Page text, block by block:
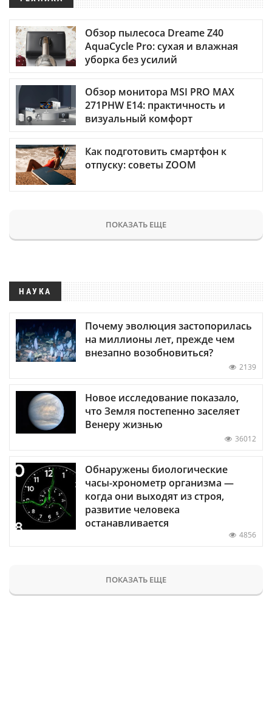
Обзор пылесоса Dreame Z40
AquaCycle Pro: сухая и влажная
уборка без усилий
Обзор монитора MSI PRO MAX
271PHW E14: практичность и
визуальный комфорт
Как подготовить смартфон к
отпуску: советы ZOOM
ПОКАЗАТЬ ЕЩЕ
НАУКА
Почему эволюция застопорилась
на миллионы лет, прежде чем
внезапно возобновиться?
2139
Новое исследование показало,
что Земля постепенно заселяет
Венеру жизнью
36012
Обнаружены биологические
часы-хронометр организма —
когда они выходят из строя,
развитие человека
останавливается
4856
ПОКАЗАТЬ ЕЩЕ